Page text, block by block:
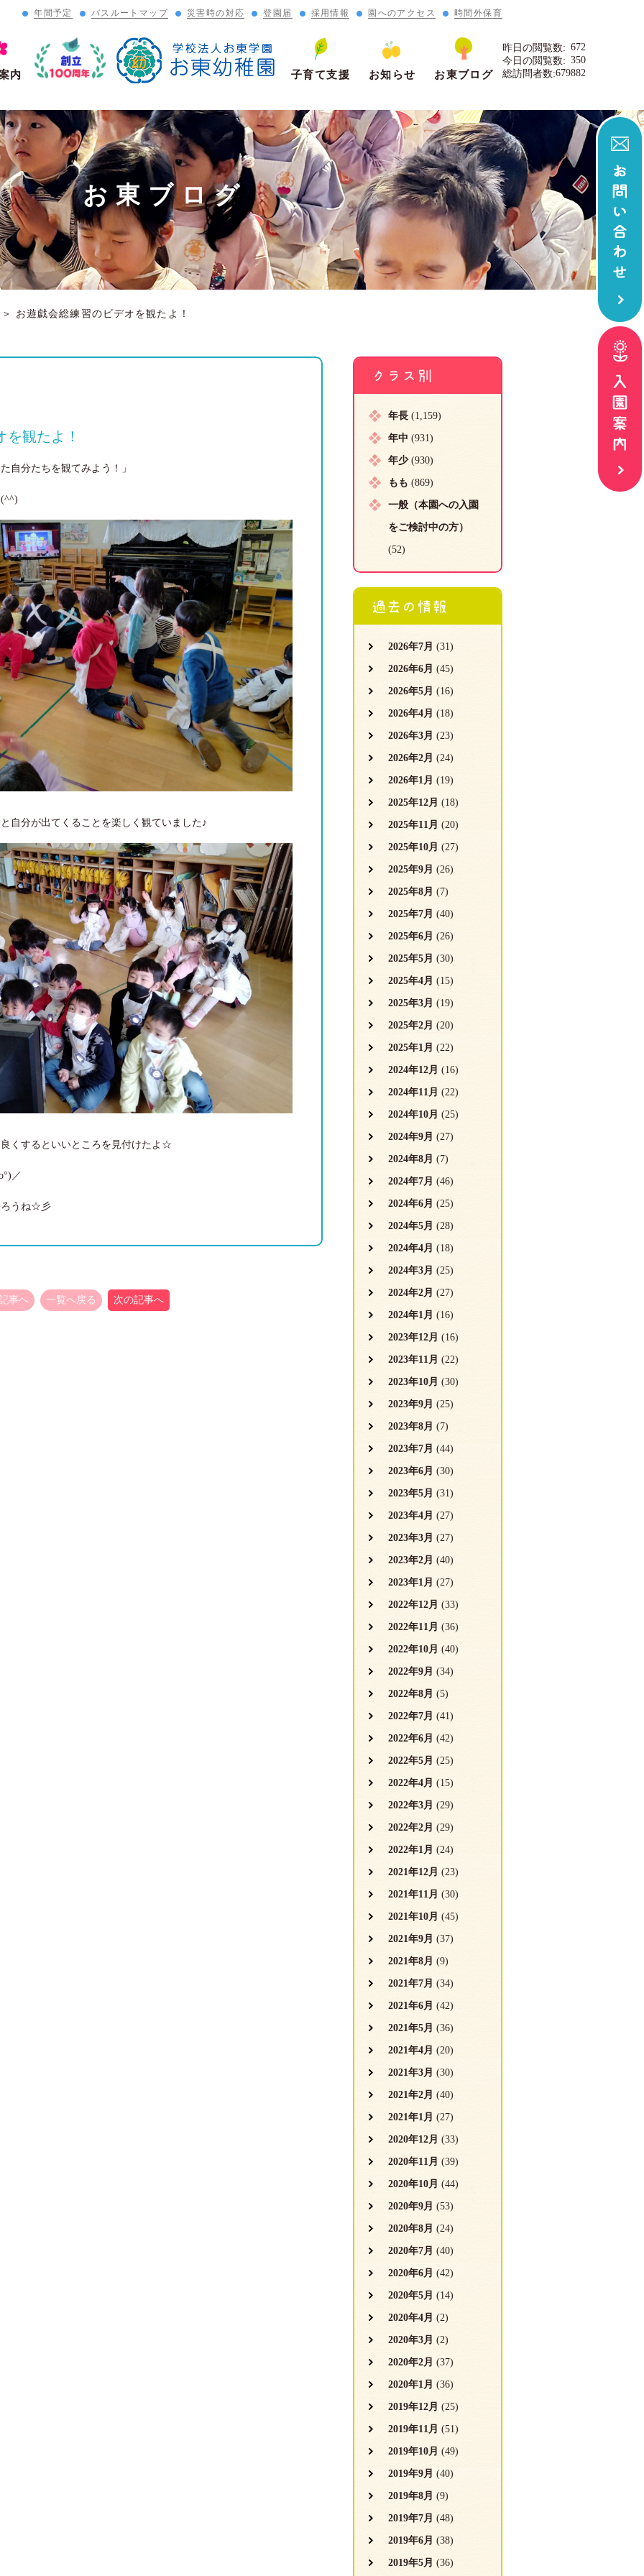
年間予定 バスルートマップ 災害時の対応 登園届 採用情報 園へのアクセス 時間外保育
内 子育て支援 お知らせ お東ブログ
672
昨日の閲覧数:
350
今日の閲覧数:
679882
総訪問者数:
お東ブログ
お遊戯会総練習のビデオを観たよ！
観たよ！
自分たちを観てみよう！」
自分が出てくることを楽しく観ていました♪
くするといいところを見付けたよ☆
／
ろうね☆彡
事へ 一覧へ戻る 次の記事へ
クラス別
年長 (1,159)
年中 (931)
年少(930)
もも (869)
一般（本園への入園
をご検討中の方）
(52)
過去の情報
2026年7月 (31)
2026年6月 (45)
2026年5月 (16)
2026年4月 (18)
2026年3月 (23)
2026年2月 (24)
2026年1月 (19)
2025年12月 (18)
2025年11月 (20)
2025年10月 (27)
2025年9月 (26)
2025年8月 (7)
2025年7月 (40)
2025年6月 (26)
2025年5月 (30)
2025年4月 (15)
2025年3月 (19)
2025年2月 (20)
2025年1月 (22)
2024年12月 (16)
2024年11月 (22)
2024年10月 (25)
2024年9月 (27)
2024年8月 (7)
2024年7月 (46)
2024年6月 (25)
2024年5月 (28)
2024年4月 (18)
2024年3月 (25)
2024年2月 (27)
2024年1月 (16)
2023年12月 (16)
2023年11月 (22)
2023年10月 (30)
2023年9月 (25)
2023年8月 (7)
2023年7月 (44)
2023年6月 (30)
2023年5月 (31)
2023年4月 (27)
2023年3月 (27)
2023年2月 (40)
2023年1月 (27)
2022年12月 (33)
2022年11月 (36)
2022年10月 (40)
2022年9月 (34)
2022年8月 (5)
2022年7月 (41)
2022年6月 (42)
2022年5月 (25)
2022年4月 (15)
2022年3月 (29)
2022年2月 (29)
2022年1月 (24)
2021年12月 (23)
2021年11月 (30)
2021年10月 (45)
2021年9月 (37)
2021年8月 (9)
2021年7月 (34)
2021年6月 (42)
2021年5月 (36)
2021年4月 (20)
2021年3月 (30)
2021年2月 (40)
2021年1月 (27)
2020年12月 (33)
2020年11月 (39)
2020年10月 (44)
2020年9月 (53)
2020年8月 (24)
2020年7月 (40)
2020年6月 (42)
2020年5月 (14)
2020年4月 (2)
2020年3月 (2)
2020年2月 (37)
2020年1月 (36)
2019年12月 (25)
2019年11月 (51)
2019年10月 (49)
2019年9月 (40)
2019年8月 (9)
2019年7月 (48)
2019年6月 (38)
2019年5月 (36)